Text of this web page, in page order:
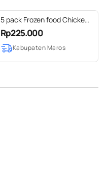
5 pack Frozen food Chicken
Melo
Rp225.000
Kabupaten Maros